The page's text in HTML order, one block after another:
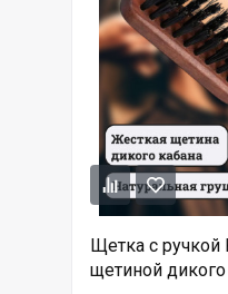
Щетка с ручкой
щетиной дикого